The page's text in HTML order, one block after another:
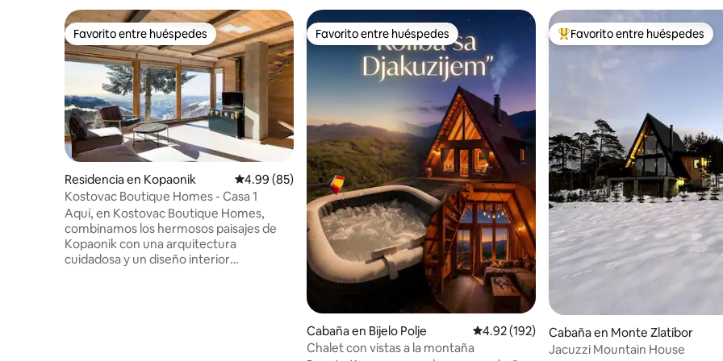
Favorito entre huéspedes
Favorito entre huéspedes
Residencia en Kopaonik Calificación promedio: 4.99 de 5; 85 evaluaciones
4.99 (85)
Kostovac Boutique Homes - Casa 1
Aquí, en Kostovac Boutique Homes,
combinamos los hermosos paisajes de
Kopaonik con una arquitectura
cuidadosa y un diseño interior
Favorito entre huéspedes
Favorito entre huéspedes
Cabaña en Bijelo Polje Calificación promedio: 4.92 de 5; 192
4.92 (192)
Chalet con vistas a la montaña
De los mejores en Favorito
Favorito entre huéspedes
Cabaña en Monte Zlatibor
Jacuzzi Mountain House